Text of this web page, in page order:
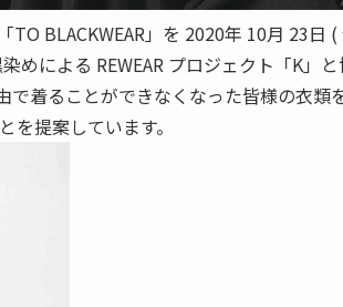
BLACKWEAR」を 2020年 10月 23日
めによる REWEAR プロジェクト「K」
着ることができなくなった皆様の衣類
提案しています。